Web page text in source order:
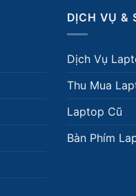
DỊCH VỤ &
Dịch Vụ
Thu Mua
Laptop Cũ
Bàn Phím